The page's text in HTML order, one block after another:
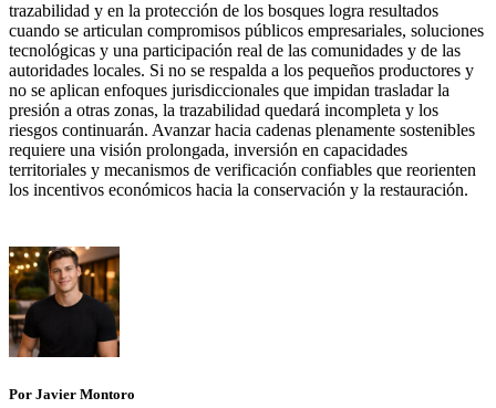
trazabilidad y en la protección de los bosques logra resultados
cuando se articulan compromisos públicos empresariales, soluciones
tecnológicas y una participación real de las comunidades y de las
autoridades locales. Si no se respalda a los pequeños productores y
no se aplican enfoques jurisdiccionales que impidan trasladar la
presión a otras zonas, la trazabilidad quedará incompleta y los
riesgos continuarán. Avanzar hacia cadenas plenamente sostenibles
requiere una visión prolongada, inversión en capacidades
territoriales y mecanismos de verificación confiables que reorienten
los incentivos económicos hacia la conservación y la restauración.
Por Javier Montoro